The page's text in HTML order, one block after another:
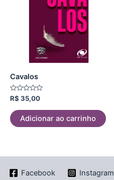
Cavalos
Avaliação
de
5
R$ 35,00
Adicionar ao carrinho
Facebook Instagram